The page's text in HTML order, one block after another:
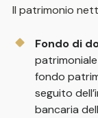
Il patrimonio
Fondo di
fondo
seguito
bancaria